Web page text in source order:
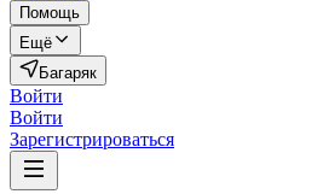
Помощь
Ещё
Багаряк
Войти
Войти
Зарегистрироваться